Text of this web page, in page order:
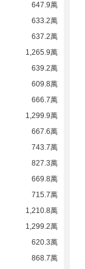
647.9萬
633.2萬
637.2萬
1,265.9萬
639.2萬
609.8萬
666.7萬
1,299.9萬
667.6萬
743.7萬
827.3萬
669.8萬
715.7萬
1,210.8萬
1,299.2萬
620.3萬
868.7萬